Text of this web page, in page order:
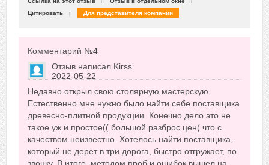
Цитировать
Для представителя компании
Комментарий №4
Отзыв написал Kirss
2022-05-22
0
Сказать друзьям об отзыве
Недавно открыл свою столярную мастерскую.
Естественно мне нужно было найти себе поставщика
древесно-плитной продукции. Конечно дело это не
такое уж и простое(( большой разброс цен( что с
качеством неизвестно. Хотелось найти поставщика,
который не дерет в три дорога, быстро отгружает, по